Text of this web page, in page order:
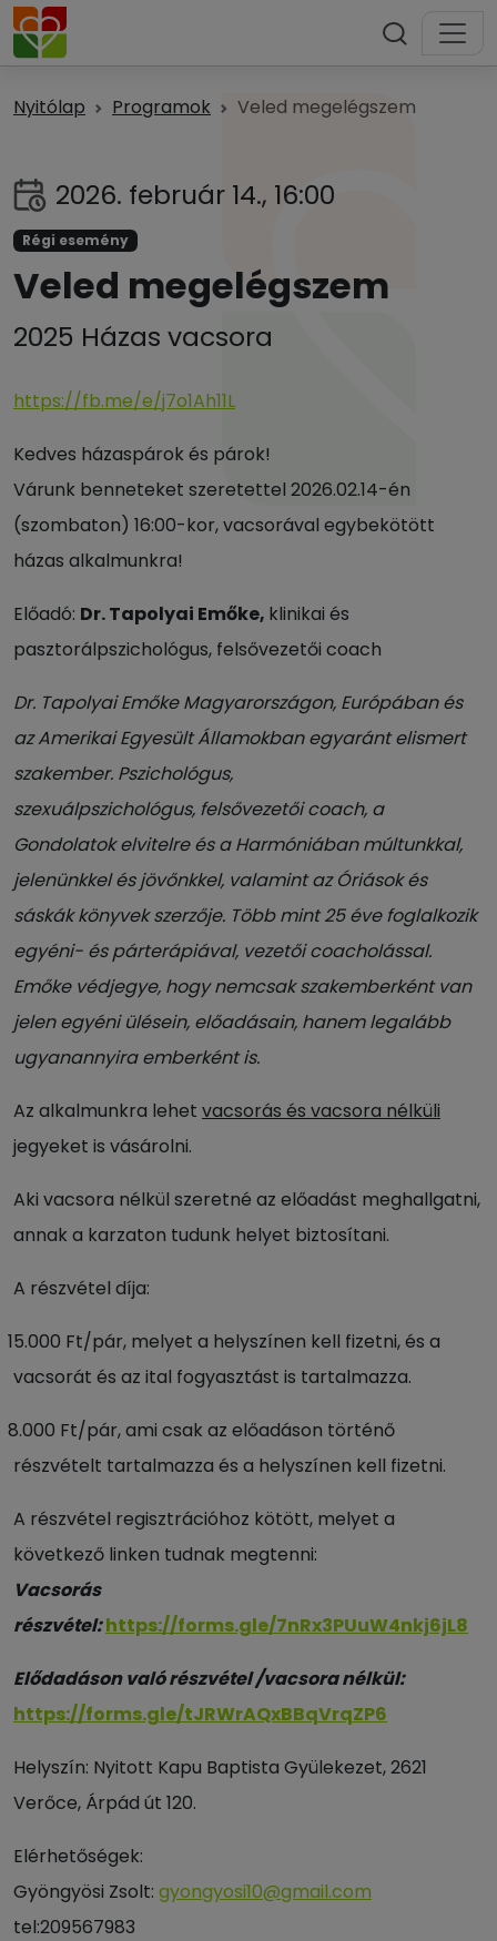
Nyitólap Programok Veled megelégszem
2026. február 14., 16:00
Régi esemény
Veled megelégszem
2025 Házas vacsora
https://fb.me/e/j7o1Ah11L
Kedves házaspárok és párok!
Várunk benneteket szeretettel 2026.02.14-én
(szombaton) 16:00-kor, vacsorával egybekötött
házas alkalmunkra!
Előadó: Dr. Tapolyai Emőke, klinikai és
pasztorálpszichológus, felsővezetői coach
Dr. Tapolyai Emőke Magyarországon, Európában és
az Amerikai EgyesültÁllamokban egyaránt elismert
szakember. Pszichológus,
szexuálpszichológus, felsővezetői coach, a
Gondolatok elvitelre és a Harmóniában múltunkkal,
jelenünkkelés jövőnkkel, valamint az Óriások és
sáskák könyvek szerzője. Több mint 25 éve foglalkozik
egyéni- és párterápiával, vezetői coacholással.
Emőke védjegye, hogy nemcsak szakemberként van
jelen egyéni ülésein, előadásain, hanem legalább
ugyanannyira emberként is.
Az alkalmunkra lehet vacsorás és vacsora nélküli
jegyeket is vásárolni.
Aki vacsora nélkül szeretné az előadást meghallgatni,
annak a karzaton tudunk helyet biztosítani.
A részvétel díja:
15.000 Ft/pár, melyet a helyszínen kell fizetni, és a
vacsorát és az ital fogyasztást is tartalmazza.
8.000 Ft/pár, ami csak az előadáson történő
részvételt tartalmazza és a helyszínen kell fizetni.
A részvétel regisztrációhoz kötött, melyet a
következő linken tudnak megtenni:
Vacsorás
részvétel:https://forms.gle/7nRx3PUuW4nkj6jL8
Elődadáson való részvétel /vacsora nélkül:
https://forms.gle/tJRWrAQxBBqVrqZP6
Helyszín: Nyitott Kapu Baptista Gyülekezet, 2621
Verőce, Árpád út 120.
Elérhetőségek:
Gyöngyösi Zsolt: gyongyosi10@gmail.com
tel:209567983